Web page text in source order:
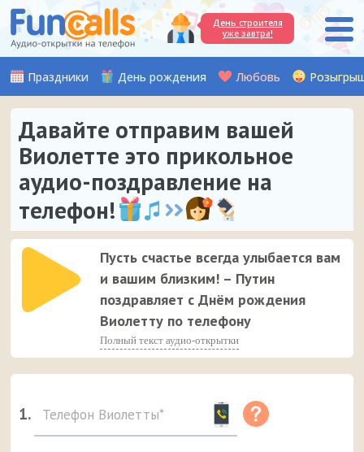
День строителя
уже завтра!
Праздники День рождения Любовь
Давайте отправим вашей
Виолетте это прикольное
аудио-поздравление на
телефон!
Пусть счастье всегда улыбается вам
и вашим близким! – Путин
поздравляет с Днём рождения
Виолетту по телефону
Полный текст аудио-открытки
1.